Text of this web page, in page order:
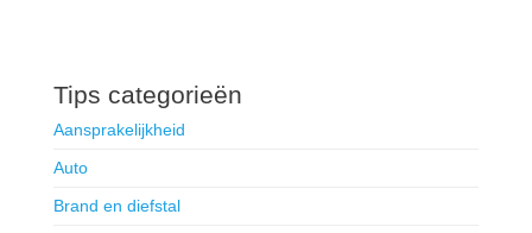
Tips categorieën
Aansprakelijkheid
Auto
Brand en diefstal